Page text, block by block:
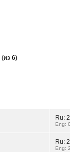
(из 6)
Ru:
Eng:
Ru:
Eng: